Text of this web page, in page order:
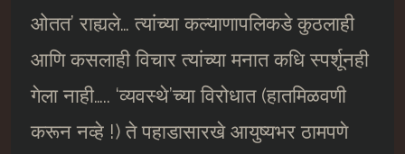
ओतत’ राह्यले… त्यांच्या कल्याणापलिकडे कुठलाही
आणि कसलाही विचार त्यांच्या मनात कधि स्पर्शूनही
गेला नाही….. ‘व्यवस्थे’च्या विरोधात (हातमिळवणी
करून नव्हे !) ते पहाडासारखे आयुष्यभर ठामपणे